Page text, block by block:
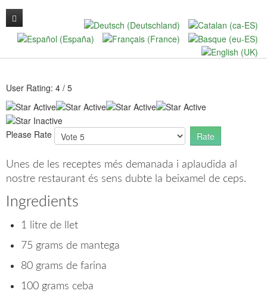
User Rating: 4 / 5
Please Rate
Unes de les receptes més demanada i aplaudida al
nostre restaurant és sens dubte la beixamel de ceps.
Ingredients
1 litre de llet
75 grams de mantega
80 grams de farina
100 grams ceba
THE HOSTEL